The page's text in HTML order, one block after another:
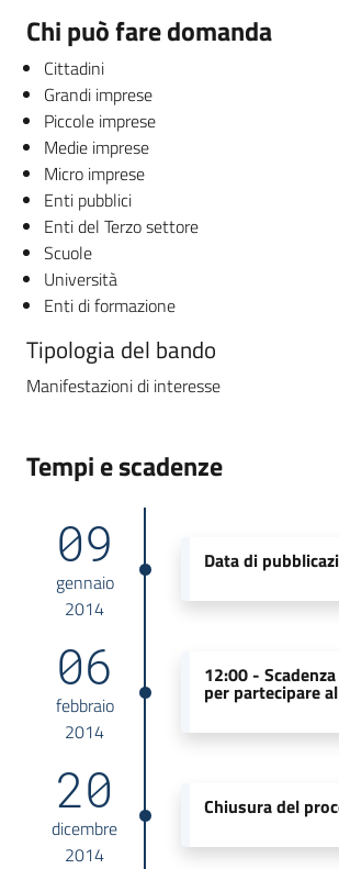
Chi può fare domanda
Cittadini
Grandi imprese
Piccole imprese
Medie imprese
Micro imprese
Enti pubblici
Enti del Terzo settore
Scuole
Università
Enti di formazione
Tipologia del bando
Manifestazioni di interesse
Tempi e scadenze
09
gennaio
2014
Data di
06
febbraio
2014
12:00 -
per partecipare
20
dicembre
2014
Chiusura del